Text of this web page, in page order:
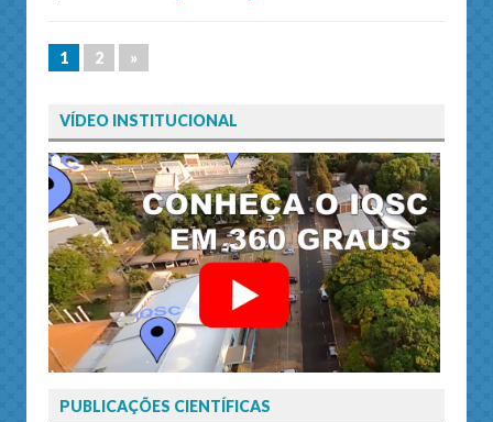
1 2 »
VÍDEO INSTITUCIONAL
PUBLICAÇÕES CIENTÍFICAS